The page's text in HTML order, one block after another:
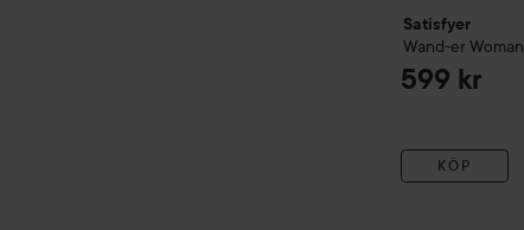
Satisfyer
Wand-er Woman
599 kr
KÖP